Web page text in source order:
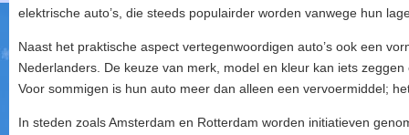
elektrische auto’s, die steeds populairder worden vanwege hun
Naast het praktische aspect vertegenwoordigen auto’s ook een
Nederlanders. De keuze van merk, model en kleur kan iets
Voor sommigen is hun auto meer dan alleen een vervoermiddel;
In steden zoals Amsterdam en Rotterdam worden initiatieven